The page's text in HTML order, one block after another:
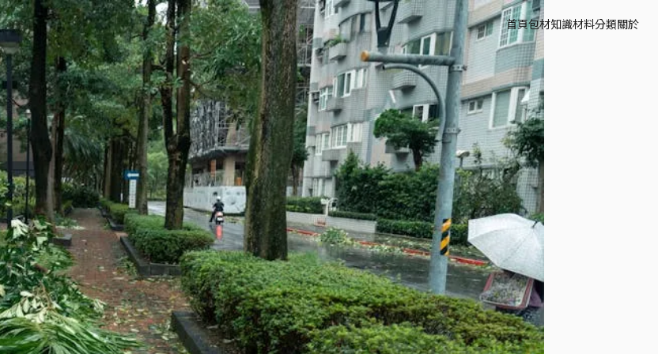
首頁包材知識材料分類關於